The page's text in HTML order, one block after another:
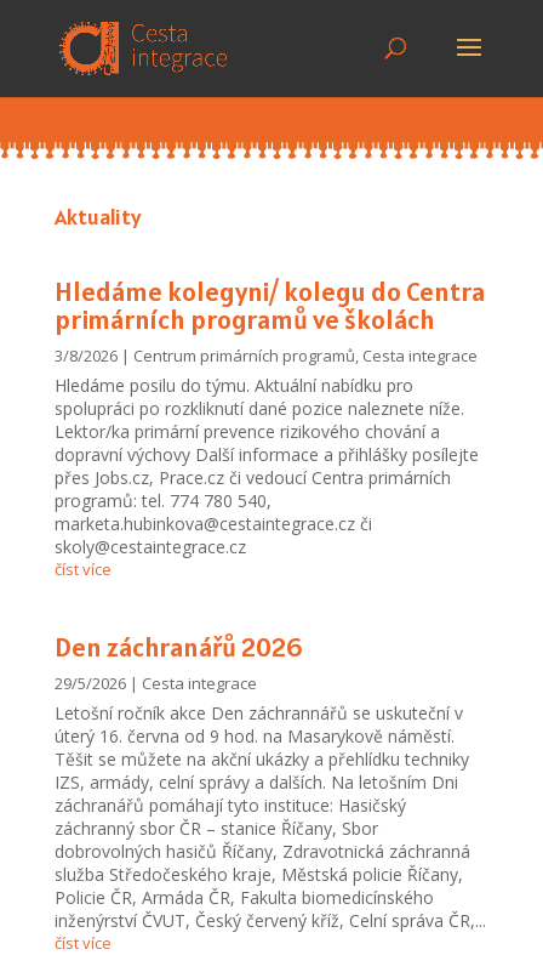
Aktuality
Hledáme kolegyni/ kolegu do Centra
primárních programů ve školách
3/8/2026| Centrum primárních programů, Cesta integrace
Hledáme posilu do týmu. Aktuální nabídku pro
spolupráci po rozkliknutí dané pozice naleznete níže.
Lektor/ka primární prevence rizikového chování a
dopravní výchovy Další informace a přihlášky posílejte
přes Jobs.cz, Prace.cz či vedoucí Centra primárních
programů: tel. 774 780 540,
marketa.hubinkova@cestaintegrace.cz či
skoly@cestaintegrace.cz
číst více
Den záchranářů 2026
29/5/2026| Cesta integrace
Letošní ročník akce Den záchrannářů se uskuteční v
úterý 16. června od 9 hod. na Masarykově náměstí.
Těšit se můžete na akční ukázky a přehlídku techniky
IZS, armády, celní správy a dalších. Na letošním Dni
záchranářů pomáhají tyto instituce: Hasičský
záchranný sbor ČR – stanice Říčany, Sbor
dobrovolných hasičů Říčany, Zdravotnická záchranná
služba Středočeského kraje, Městská policie Říčany,
Policie ČR, Armáda ČR, Fakulta biomedicínského
inženýrství ČVUT, Český červený kříž, Celní správa ČR,...
číst více